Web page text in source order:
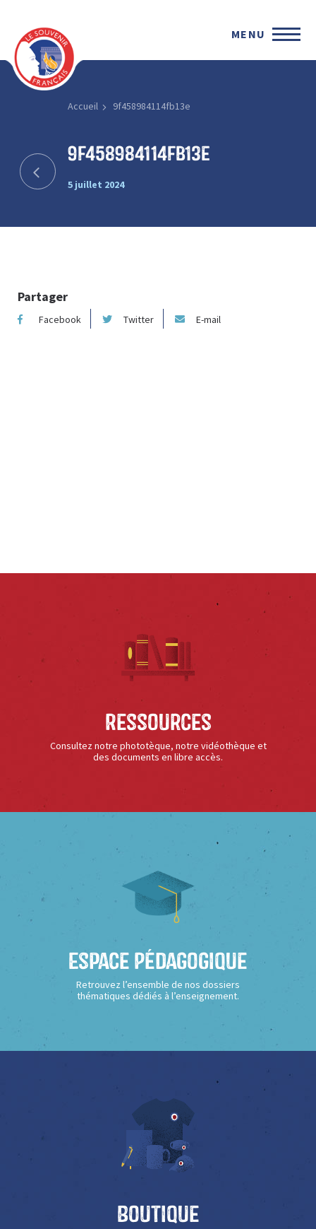
MENU
Accueil 9f458984114fb13e
9f458984114fb13e
5 juillet 2024
Partager
Facebook Twitter E-mail
Ressources
Consultez notre phototèque, notre vidéothèque et
des documents en libre accès.
Espace Pédagogique
Retrouvez l’ensemble de nos dossiers
thématiques dédiés à l’enseignement.
Boutique